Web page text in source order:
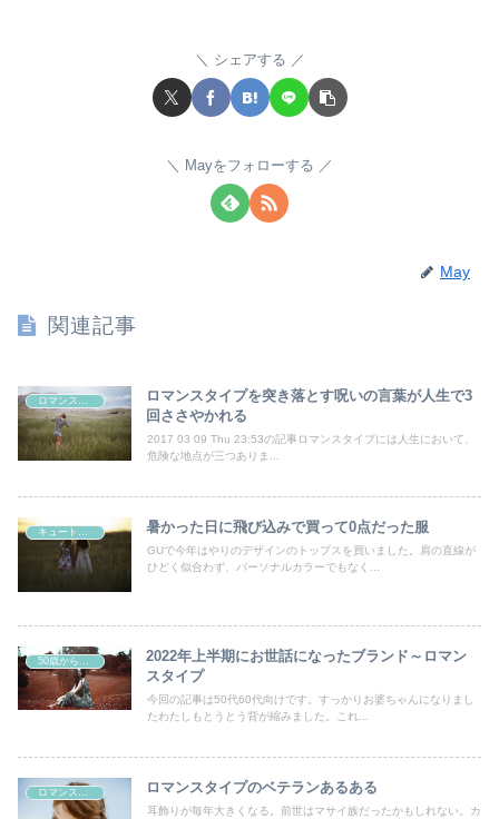
シェアする
Mayをフォローする
May
関連記事
ロマンスタイプを突き落とす呪いの言葉が人生で3
回ささやかれる
2017 03 09 Thu 23:53の記事ロマンスタイプには人生において、
危険な地点が三つありま...
暑かった日に飛び込みで買って0点だった服
GUで今年はやりのデザインのトップスを買いました。肩の直線が
ひどく似合わず、パーソナルカラーでもなく...
50歳からの曲線系おしゃれ
2022年上半期にお世話になったブランド～ロマン
スタイプ
今回の記事は50代60代向けです。すっかりお婆ちゃんになりまし
たわたしもとうとう背が縮みました。これ...
ロマンスタイプのベテランあるある
耳飾りが毎年大きくなる。前世はマサイ族だったかもしれない。カ